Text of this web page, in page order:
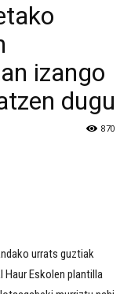
izango
dugu
870
urrats guztiak
Haur Eskolen plantilla